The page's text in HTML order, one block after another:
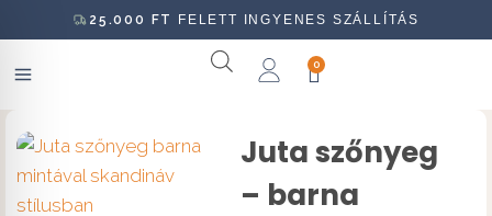
25.000 FT FELETT INGYENES SZÁLLÍTÁS
0
Juta szőnyeg
– barna